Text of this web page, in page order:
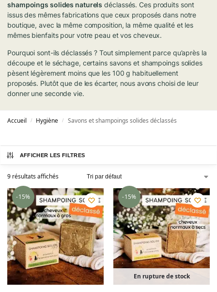
shampoings solides naturels déclassés. Ces produits sont
issus des mêmes fabrications que ceux proposés dans notre
boutique, avec la même composition, la même qualité et les
mêmes bienfaits pour votre peau et vos cheveux.
Pourquoi sont-ils déclassés ? Tout simplement parce qu’après la
découpe et le séchage, certains savons et shampoings solides
pèsent légèrement moins que les 100 g habituellement
proposés. Plutôt que de les écarter, nous avons choisi de leur
donner une seconde vie.
Accueil / Hygiène / Savons et shampoings solides déclassés
AFFICHER LES FILTRES
9 résultats affichés
-15% -15%
En rupture de stock